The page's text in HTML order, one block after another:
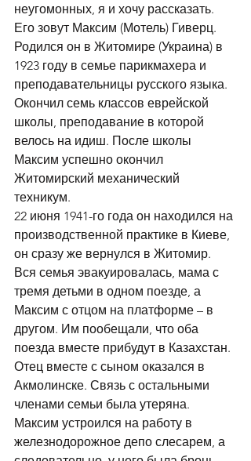
неугомонных, я и хочу рассказать.
Его зовут Максим (Мотель) Гиверц.
Родился он в Житомире (Украина) в
1923 году в семье парикмахера и
преподавательницы русского языка.
Окончил семь классов еврейской
школы, преподавание в которой
велось на идиш. После школы
Максим успешно окончил
Житомирский механический
техникум.
22 июня 1941-го года он находился на
производственной практике в Киеве,
он сразу же вернулся в Житомир.
Вся семья эвакуировалась, мама с
тремя детьми в одном поезде, а
Максим с отцом на платформе – в
другом. Им пообещали, что оба
поезда вместе прибудут в Казахстан.
Отец вместе с сыном оказался в
Акмолинске. Связь с остальными
членами семьи была утеряна.
Максим устроился на работу в
железнодорожное депо слесарем, а